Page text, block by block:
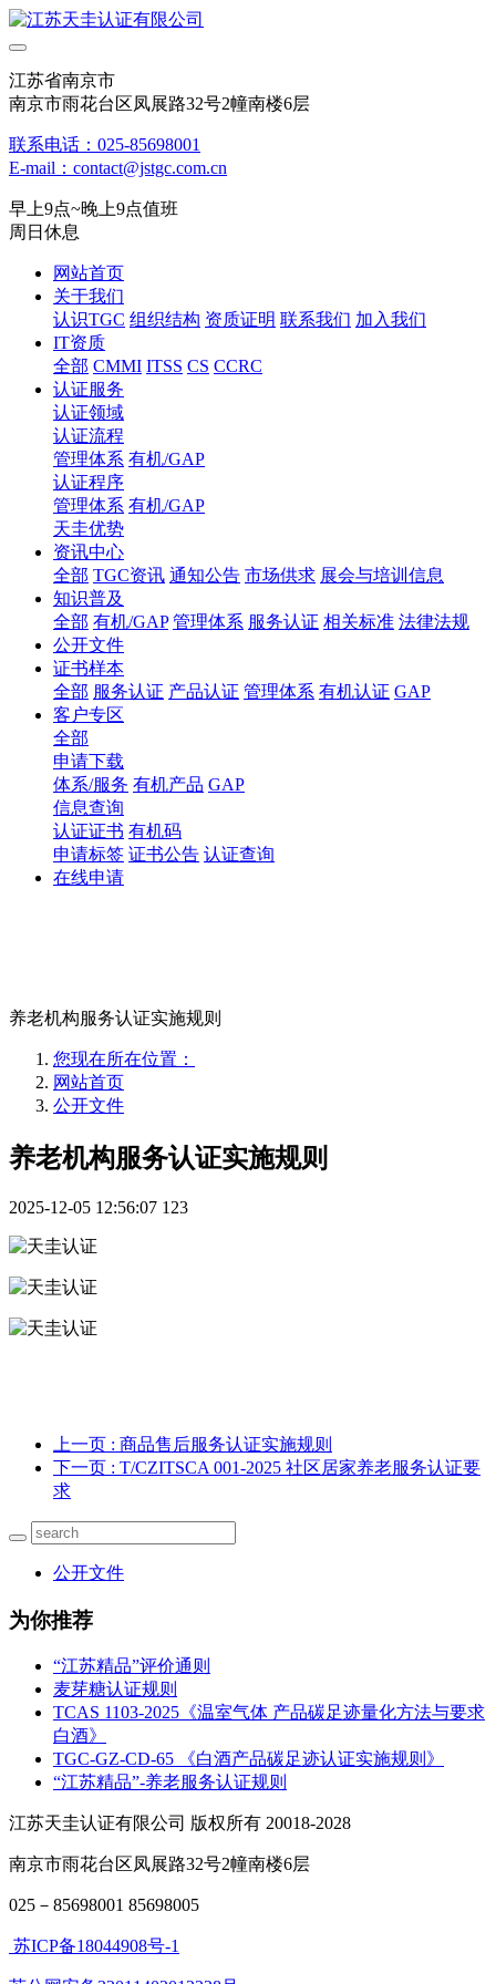
江苏省南京市
南京市雨花台区凤展路32号2幢南楼6层
联系电话：025-85698001
E-mail：contact@jstgc.com.cn
早上9点~晚上9点值班
周日休息
网站首页
关于我们
认识TGC 组织结构 资质证明 联系我们 加入我们
IT资质
全部 CMMI ITSS CS CCRC
认证服务
认证领域
认证流程
管理体系 有机/GAP
认证程序
管理体系 有机/GAP
天圭优势
资讯中心
全部 TGC资讯 通知公告 市场供求 展会与培训信息
知识普及
全部 有机/GAP 管理体系 服务认证 相关标准 法律法规
公开文件
证书样本
全部 服务认证 产品认证 管理体系 有机认证 GAP
客户专区
全部
申请下载
体系/服务 有机产品 GAP
信息查询
认证证书 有机码
申请标签 证书公告 认证查询
在线申请
养老机构服务认证实施规则
您现在所在位置：
网站首页
公开文件
养老机构服务认证实施规则
2025-12-05 12:56:07 123
上一页 : 商品售后服务认证实施规则
下一页 : T/CZITSCA 001-2025 社区居家养老服务认证要
求
公开文件
为你推荐
“江苏精品”评价通则
麦芽糖认证规则
TCAS 1103-2025《温室气体 产品碳足迹量化方法与要求
白酒》
TGC-GZ-CD-65 《白酒产品碳足迹认证实施规则》
“江苏精品”-养老服务认证规则
江苏天圭认证有限公司 版权所有 20018-2028
南京市雨花台区凤展路32号2幢南楼6层
025－85698001 85698005
苏ICP备18044908号-1